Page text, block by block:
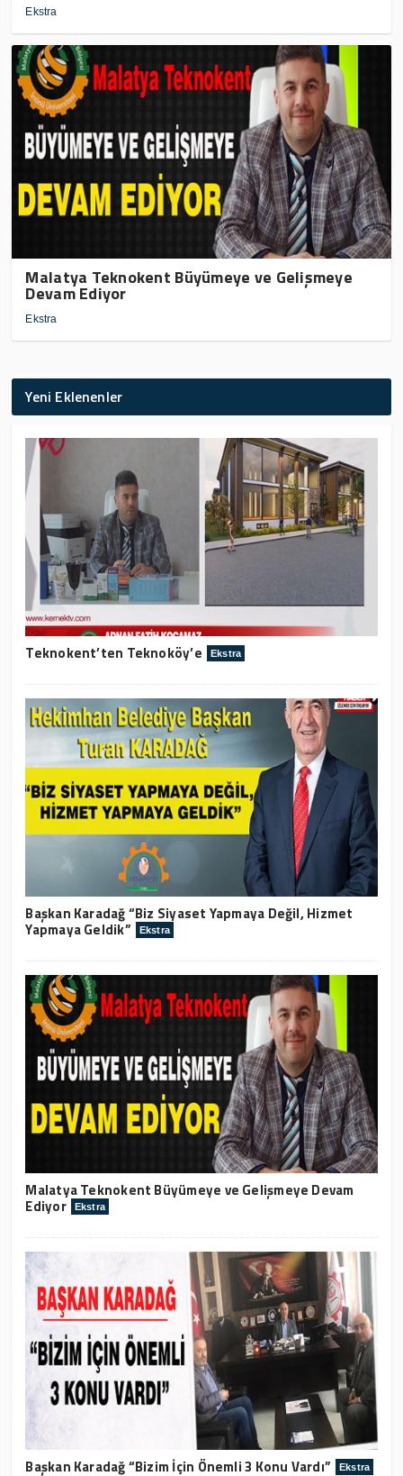
Ekstra
Malatya Teknokent Büyümeye ve Gelişmeye
Devam Ediyor
Ekstra
Yeni Eklenenler
Teknokent’ten Teknoköy’e Ekstra
Başkan Karadağ “Biz Siyaset Yapmaya Değil, Hizmet
Yapmaya Geldik” Ekstra
Malatya Teknokent Büyümeye ve Gelişmeye Devam
Ediyor Ekstra
Başkan Karadağ “Bizim İçin Önemli 3 Konu Vardı” Ekstra